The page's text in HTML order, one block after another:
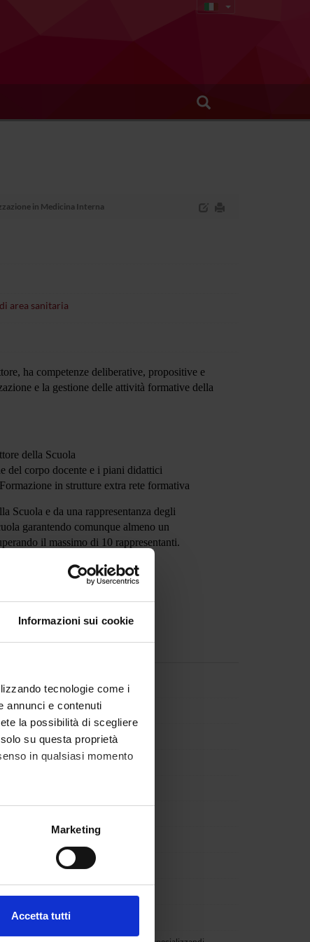
Informazioni sui cookie
tecnologie come i
annunci e contenuti
la possibilità di scegliere
su questa proprietà
in qualsiasi momento
metro,Marketing
Accetta tutti
in Medicina Interna
area sanitaria
ha competenze deliberative, propositive e
e la gestione delle attività formative della
della Scuola
del corpo docente e i piani didattici
in strutture extra rete formativa
Scuola e da una rappresentanza degli
garantendo comunque almeno un
il massimo di 10 rappresentanti.
Componente
Componente
Ribichini Componente
Componente
Componente
Componente